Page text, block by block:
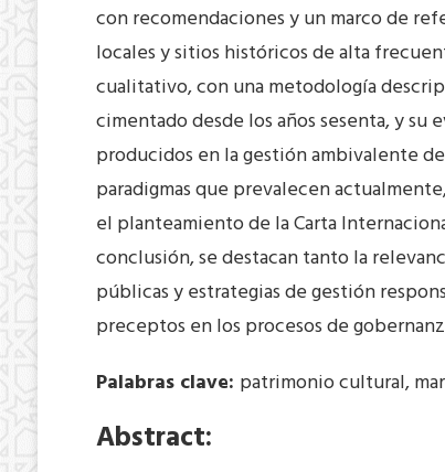
con recomendaciones y un marco de
locales y sitios históricos de alta
cualitativo, con una metodología
cimentado desde los años sesenta, y
producidos en la gestión ambivalente
paradigmas que prevalecen
el planteamiento de la Carta
conclusión, se destacan tanto la
públicas y estrategias de gestión
preceptos en los procesos de
Palabras clave: patrimonio cultural,
Abstract: